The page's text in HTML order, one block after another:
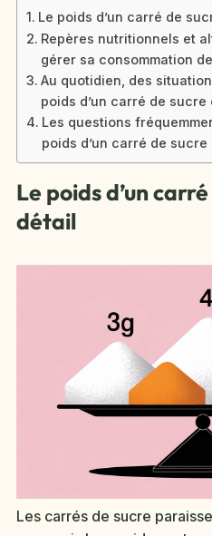
Le poids d’un carré de
Repères nutritionnels et
gérer sa consommation
Au quotidien, des
poids d’un carré de
Les questions
poids d’un carré de sucre
Le poids d’un
détail
Les carrés de sucre